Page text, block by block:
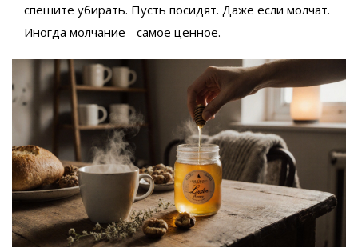
спешите убирать. Пусть посидят. Даже если молчат.
Иногда молчание - самое ценное.